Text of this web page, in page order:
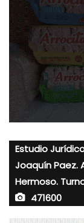
Estudio
Joaquín Paez.
Hermoso.
471600